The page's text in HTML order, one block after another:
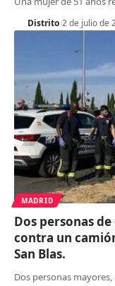
Distrito 2 de julio de
MADRID
Dos personas
contra un
San Blas.
Dos personas